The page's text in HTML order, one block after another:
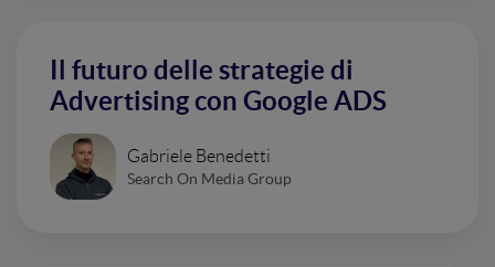
Il futuro delle strategie di
Advertising con Google ADS
Gabriele Benedetti
Search On Media Group